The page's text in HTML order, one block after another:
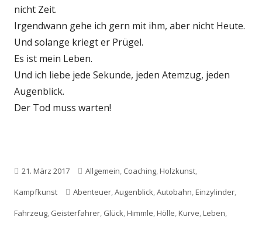
nicht Zeit.
Irgendwann gehe ich gern mit ihm, aber nicht Heute.
Und solange kriegt er Prügel.
Es ist mein Leben.
Und ich liebe jede Sekunde, jeden Atemzug, jeden
Augenblick.
Der Tod muss warten!
Veröffentlicht
am
21. März 2017 Kategorien
Allgemein, Coaching,Holzkunst,
Kampfkunst
Schlagwörter
Abenteuer,Augenblick,Autobahn,Einzylinder,
Fahrzeug, Geisterfahrer, Glück,Himmle,Hölle,Kurve,Leben,